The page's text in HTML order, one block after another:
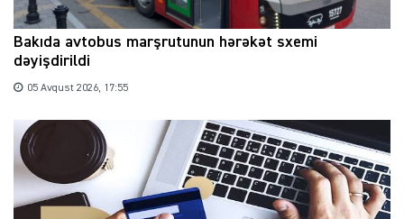
Bakıda avtobus marşrutunun hərəkət sxemi
dəyişdirildi
05 Avqust 2026, 17:55